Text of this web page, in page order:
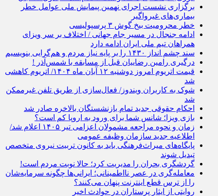
برگزاری نشست اجرای نهمین پیمایش ملی عوامل خطر
بیماری‌های غیرواگیر
خطر محرومیت بیخ گوش ۳ پرسپولیسی
ادامه جنجال در مسیر جام جهانی / اختلاف بر سر ویزای
همراهان تیم ملی ایران ادامه دارد
سند چشم انداز ۱۴۳۰ را بر پایه نیاز مردم و هم‌گرایی بنویسیم
درگیری رامین رضاییان قبل از مسابقه با شمس‌آذر !
قیمت اتریوم امروز دوشنبه ۱۲ آبان ماه ۱۴۰۴/ اتریوم کاهشی
شد
شوک به کاربران ویندوز/ فعال‌سازی از طریق تلفن غیرممکن
شد
احکام حقوقی جدید تمام بازنشستگان بالاخره صادر شد
بازی ویزا؛ شانس شما برای ورود به اروپا کم است؟
زمان و نحوه مراجعه مشمولان اعزامی تیر ۱۴۰۵ اعلام شد/
اطلاعیه جدید سازمان وظیفه عمومی
پایگاه‌های میراث‌فرهنگی باید به کانون تربیت نیروی متخصص
تبدیل شوند
گردشگری بحران را مدیریت کرد؛ حالا نوبت مردم است!
معامله‌گری در عصر نااطمینانی؛ ایرانی‌ها چگونه سرمایه‌شان
را از ترس قطع اینترنت پنهان می‌کنند؟
روایتی از ایثار پرستاران در حوادث اخیر